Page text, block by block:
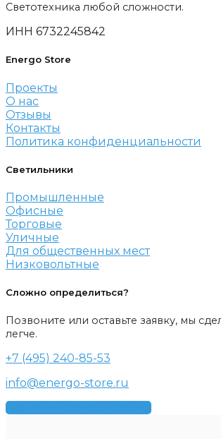
Светотехника любой сложности.
ИНН 6732245842
Energo Store
Проекты
О нас
Отзывы
Контакты
Политика конфиденциальности
Светильники
Промышленные
Офисные
Торговые
Уличные
Для общественных мест
Низковольтные
Сложно определиться?
Позвоните или оставьте заявку, мы
легче.
+7 (495) 240-85-53
info@energo-store.ru
Получить консультацию